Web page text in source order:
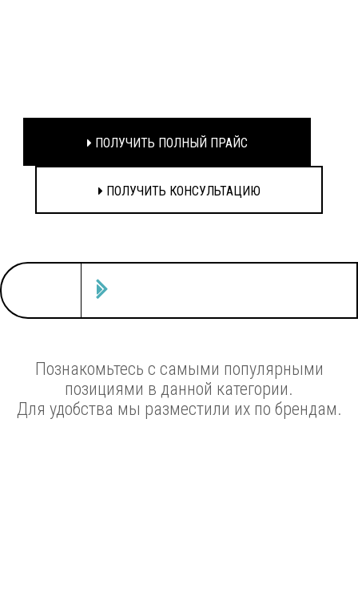
ПОЛУЧИТЬ ПОЛНЫЙ ПРАЙС
ПОЛУЧИТЬ КОНСУЛЬТАЦИЮ
Познакомьтесь с самыми популярными
позициями в данной категории.
Для удобства мы разместили их по брендам.